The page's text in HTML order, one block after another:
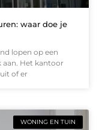
waar doe je
lopen op een
Het kantoor
of er
WONING EN TUIN